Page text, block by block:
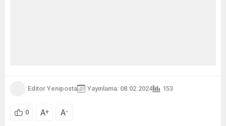
Editor Yeniposta Yayınlama: 08.02.2024 153
0 A+ A-